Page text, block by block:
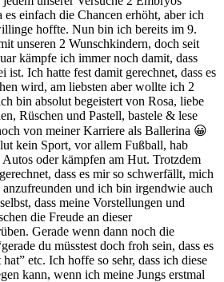
es einfach die Chancen erhöht, aber ich
hoffte. Nun bin ich bereits im 9.
unseren 2 Wunschkindern, doch seit
kämpfe ich immer noch damit, dass
ist. Ich hatte fest damit gerechnet, dass es
wird, am liebsten aber wollte ich 2
bin absolut begeistert von Rosa, liebe
Rüschen und Pastell, bastele & lese
von meiner Karriere als Ballerina 😀
kein Sport, vor allem Fußball, hab
oder kämpfen am Hut. Trotzdem
dass es mir so schwerfällt, mich
und ich bin irgendwie auch
dass meine Vorstellungen und
die Freude an dieser
Gerade wenn dann noch die
du müsstest doch froh sein, dass es
etc. Ich hoffe so sehr, dass ich diese
kann, wenn ich meine Jungs erstmal